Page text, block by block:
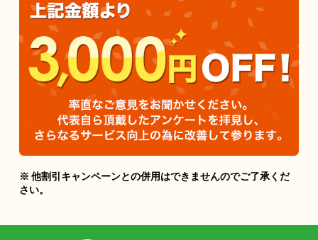
※ 他割引キャンペーンとの併用はできませんのでご了承くだ
さい。